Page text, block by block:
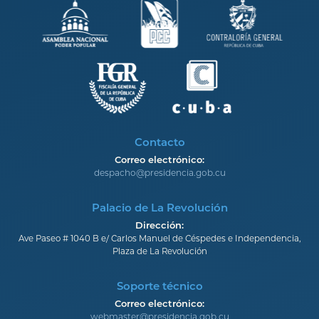
Contacto
Correo electrónico:
despacho@presidencia.gob.cu
Palacio de La Revolución
Dirección:
Ave Paseo # 1040 B e/ Carlos Manuel de Céspedes e Independencia,
Plaza de La Revolución
Soporte técnico
Correo electrónico:
webmaster@presidencia.gob.cu